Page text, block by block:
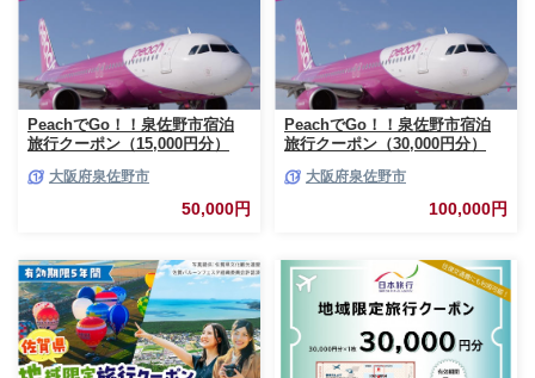
PeachでGo！！泉佐野市宿泊
旅行クーポン（15,000円分）
050F082
大阪府泉佐野市
50,000円
PeachでGo！！泉佐野市宿泊
旅行クーポン（30,000円分）
100F019
大阪府泉佐野市
100,000円